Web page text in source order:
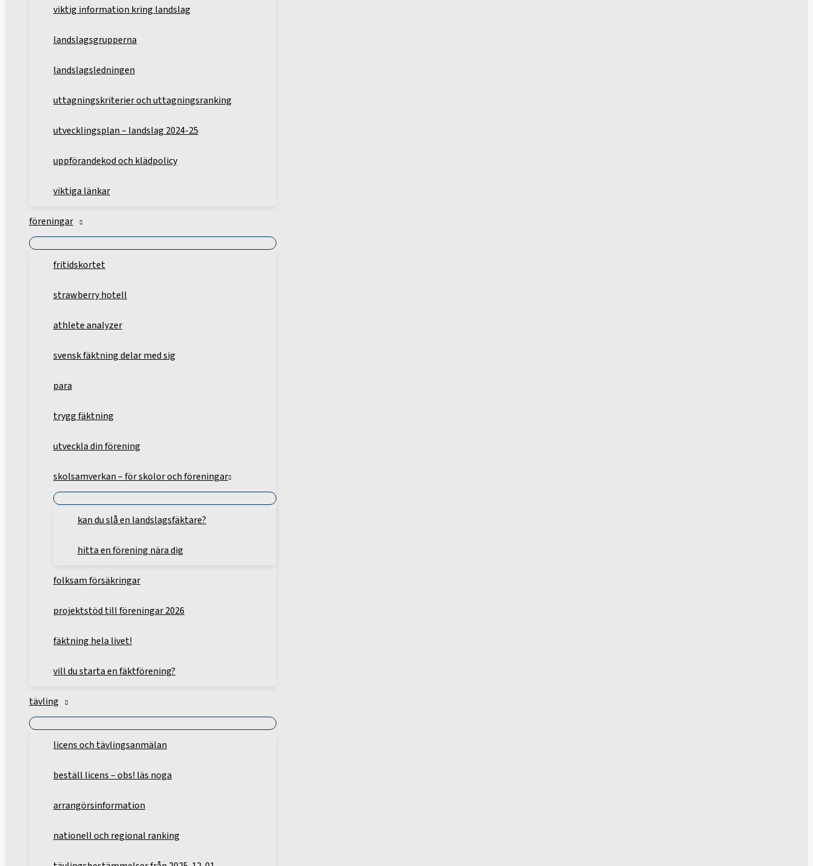
viktig information kring landslag
landslagsgrupperna
landslagsledningen
uttagningskriterier och uttagningsranking
utvecklingsplan – landslag 2024-25
uppförandekod och klädpolicy
viktiga länkar
föreningar
fritidskortet
strawberry hotell
athlete analyzer
svensk fäktning delar med sig
para
trygg fäktning
utveckla din förening
skolsamverkan – för skolor och föreningar
kan du slå en landslagsfäktare?
hitta en förening nära dig
folksam försäkringar
projektstöd till föreningar 2026
fäktning hela livet!
vill du starta en fäktförening?
tävling
licens och tävlingsanmälan
beställ licens – obs! läs noga
arrangörsinformation
nationell och regional ranking